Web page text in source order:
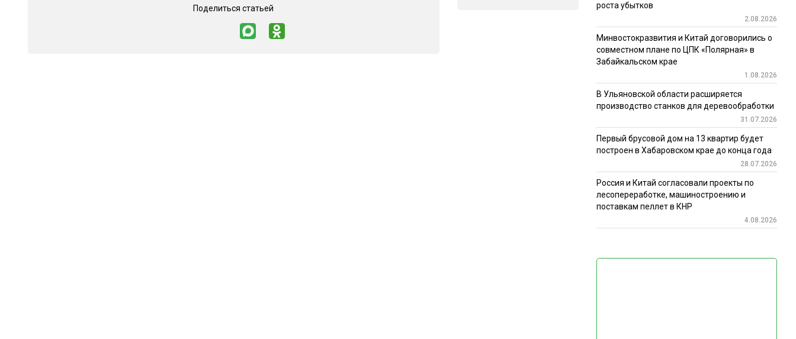
Поделиться статьей
роста убытков
2.08.2026
Минвостокразвития и Китай договорились о
совместном плане по ЦПК «Полярная» в
Забайкальском крае
1.08.2026
В Ульяновской области расширяется
производство станков для деревообработки
31.07.2026
Первый брусовой дом на 13 квартир будет
построен в Хабаровском крае до конца года
28.07.2026
Россия и Китай согласовали проекты по
лесопереработке, машиностроению и
поставкам пеллет в КНР
4.08.2026